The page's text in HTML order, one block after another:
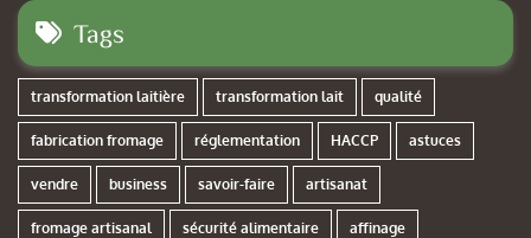
Tags
transformation laitière transformation lait qualité
fabrication fromage réglementation HACCP astuces
vendre business savoir-faire artisanat
fromage artisanal sécurité alimentaire affinage